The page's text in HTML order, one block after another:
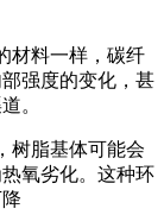
材料一样，碳纤
强度的变化，甚
。
树脂基体可能会
氧劣化。这种环